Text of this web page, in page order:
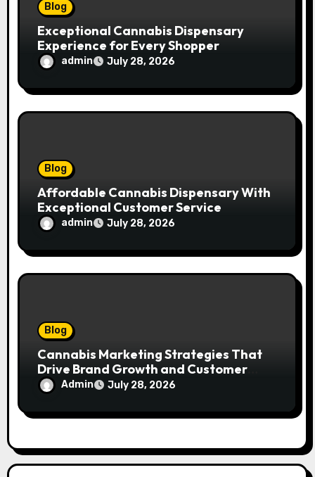
Blog
Exceptional Cannabis Dispensary
Experience for Every Shopper
admin July 28, 2026
Blog
Affordable Cannabis Dispensary With
Exceptional Customer Service
admin July 28, 2026
Blog
Cannabis Marketing Strategies That
Drive Brand Growth and Customer
TrustAdmin July 28, 2026